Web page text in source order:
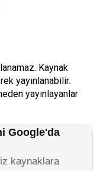
Kaynak
yayınlanabilir.
yayınlayanlar
Google'da
kaynaklara